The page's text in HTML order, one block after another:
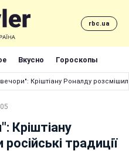
rbc.ua
Вкусно Гороскопы
Кріштіану Роналду
Кріштіану
традиції